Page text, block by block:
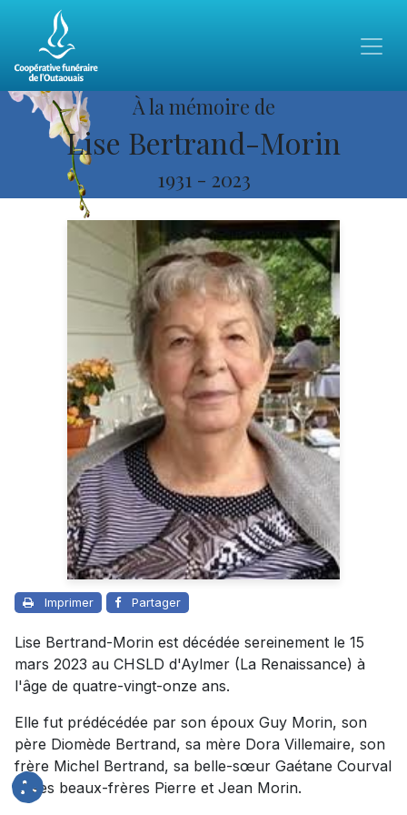
À la mémoire de
Lise Bertrand-Morin
1931 - 2023
Imprimer Partager
Lise Bertrand-Morin est décédée sereinement le 15
mars 2023 au CHSLD d'Aylmer (La Renaissance) à
l'âge de quatre-vingt-onze ans.
Elle fut prédécédée par son époux Guy Morin, son
père Diomède Bertrand, sa mère Dora Villemaire, son
frère Michel Bertrand, sa belle-sœur Gaétane Courval
et ses beaux-frères Pierre et Jean Morin.